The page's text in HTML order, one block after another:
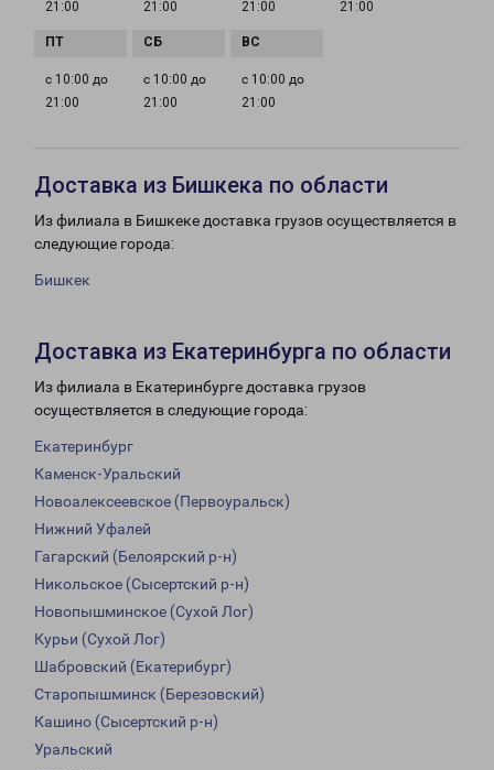
21:00 21:00 21:00 21:00
с 10:00 до
21:00
с 10:00 до
21:00
с 10:00 до
21:00
Доставка из Бишкека по области
Из филиала в Бишкеке доставка грузов осуществляется в
следующие города:
Бишкек
Доставка из Екатеринбурга по области
Из филиала в Екатеринбурге доставка грузов
осуществляется в следующие города:
Екатеринбург
Каменск-Уральский
Новоалексеевское (Первоуральск)
Нижний Уфалей
Гагарский (Белоярский р-н)
Никольское (Сысертский р-н)
Новопышминское (Сухой Лог)
Курьи (Сухой Лог)
Шабровский (Екатерибург)
Старопышминск (Березовский)
Кашино (Сысертский р-н)
Уральский